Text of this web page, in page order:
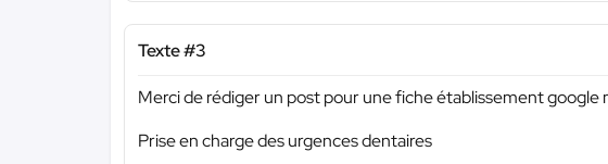
Texte #3
Merci de rédiger un post pour une fiche établissement google
Prise en charge des urgences dentaires